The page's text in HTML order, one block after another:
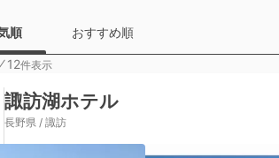
順 おすすめ順
⁄12件表示
諏訪湖ホテル
長野県 / 諏訪